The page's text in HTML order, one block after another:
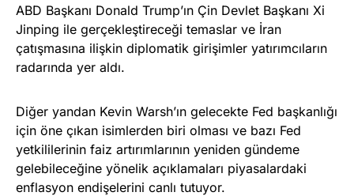
ABD Başkanı Donald Trump’ın Çin Devlet Başkanı Xi
Jinping ile gerçekleştireceği temaslar ve İran
çatışmasına ilişkin diplomatik girişimler yatırımcıların
radarında yer aldı.
Diğer yandan Kevin Warsh’ın gelecekte Fed başkanlığı
için öne çıkan isimlerden biri olması ve bazı Fed
yetkililerinin faiz artırımlarının yeniden gündeme
gelebileceğine yönelik açıklamaları piyasalardaki
enflasyon endişelerini canlı tutuyor.